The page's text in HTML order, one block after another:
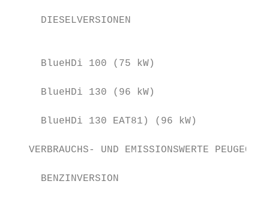
DIESELVERSIONEN
BlueHDi 100 (75 kW)
BlueHDi 130 (96 kW)
BlueHDi 130 EAT81) (96 kW)
VERBRAUCHS- UND EMISSIONSWERTE PEUGEOT
BENZINVERSION